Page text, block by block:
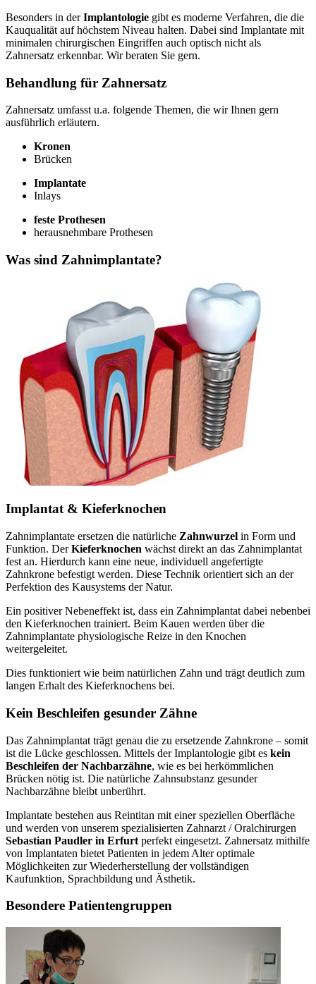
Besonders in derImplantologie gibt es moderne Verfahren, die die
Kauqualität auf höchstem Niveau halten. Dabei sind Implantate mit
minimalen chirurgischen Eingriffen auch optisch nicht als
Zahnersatz erkennbar. Wir beraten Sie gern.
Behandlung für Zahnersatz
Zahnersatz umfasst u.a. folgende Themen, die wir Ihnen gern
ausführlich erläutern.
Kronen
Brücken
Implantate
Inlays
feste Prothesen
herausnehmbare Prothesen
Was sind Zahnimplantate?
Implantat & Kieferknochen
Zahnimplantate ersetzen die natürliche Zahnwurzel in Form und
Funktion. DerKieferknochen wächst direkt an das Zahnimplantat
fest an. Hierdurch kann eine neue, individuell angefertigte
Zahnkrone befestigt werden. Diese Technik orientiert sich an der
Perfektion des Kausystems der Natur.
Ein positiver Nebeneffekt ist, dass ein Zahnimplantat dabei nebenbei
den Kieferknochen trainiert. Beim Kauen werden über die
Zahnimplantate physiologische Reize in den Knochen
weitergeleitet.
Dies funktioniert wie beim natürlichen Zahn und trägt deutlich zum
langen Erhalt des Kieferknochens bei.
Kein Beschleifen gesunder Zähne
Das Zahnimplantat trägt genau die zu ersetzende Zahnkrone – somit
ist die Lücke geschlossen. Mittels der Implantologie gibt es kein
Beschleifen der Nachbarzähne, wie es bei herkömmlichen
Brücken nötig ist. Die natürliche Zahnsubstanz gesunder
Nachbarzähne bleibt unberührt.
Implantate bestehen aus Reintitan mit einer speziellen Oberfläche
und werden von unserem spezialisierten Zahnarzt / Oralchirurgen
Sebastian Paudler in Erfurt perfekt eingesetzt. Zahnersatz mithilfe
von Implantaten bietet Patienten in jedem Alter optimale
Möglichkeiten zur Wiederherstellung der vollständigen
Kaufunktion, Sprachbildung und Ästhetik.
Besondere Patientengruppen